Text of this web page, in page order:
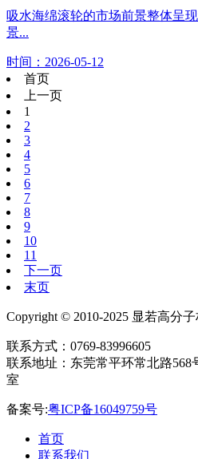
吸水海绵滚轮的市场前景整体呈
景...
时间：2026-05-12
首页
上一页
1
2
3
4
5
6
7
8
9
10
11
下一页
末页
Copyright © 2010-2025 显若高分
联系方式：0769-83996605
联系地址：东莞常平环常北路568
室
备案号:粤ICP备16049759号
首页
联系我们